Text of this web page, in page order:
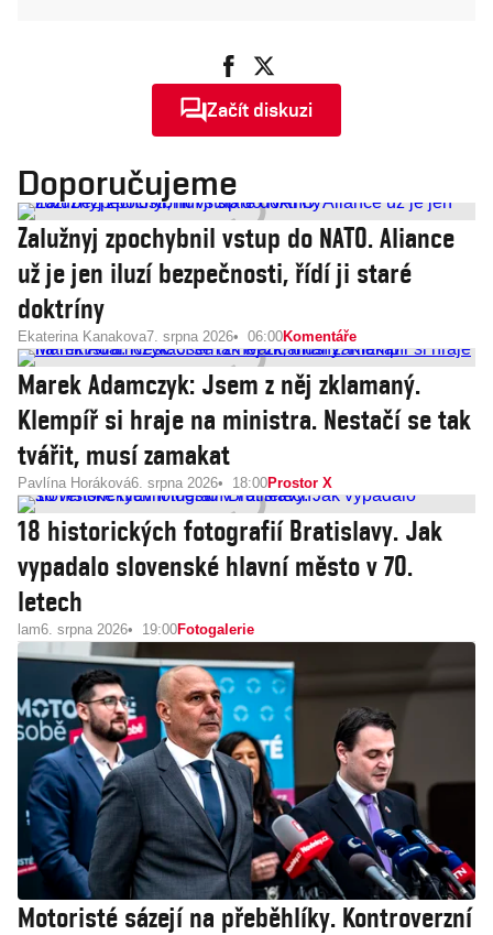
Začít diskuzi
Doporučujeme
Zalužnyj zpochybnil vstup do NATO. Aliance
už je jen iluzí bezpečnosti, řídí ji staré
doktríny
Ekaterina Kanakova7. srpna 2026 06:00Komentáře
Marek Adamczyk: Jsem z něj zklamaný.
Klempíř si hraje na ministra. Nestačí se tak
tvářit, musí zamakat
Pavlína Horáková6. srpna 2026 18:00Prostor X
18 historických fotografií Bratislavy. Jak
vypadalo slovenské hlavní město v 70.
letech
lam6. srpna 2026 19:00Fotogalerie
Motoristé sázejí na přeběhlíky. Kontroverzní